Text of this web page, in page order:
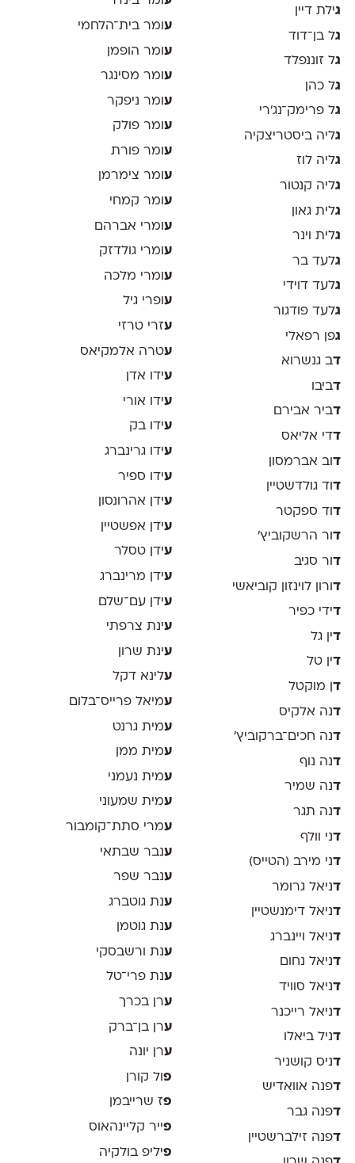
גילת דיין
גל בן־דוד
גל זוננפלד
גל כהן
גל פרימק־נג׳רי
גליה ביסטריצקיה
גליה לוז
גליה קנטור
גלית גאון
גלית וינר
גלעד בר
גלעד דוידי
גלעד פודגור
גפן רפאלי
דב גנשרוא
דביבו
דביר אבירם
דדי אליאס
דוב אברמסון
דוד גולדשטיין
דוד ספקטר
דור הרשקוביץ׳
דור סגיב
דורון לוינזון קוביאשי
דידי כפיר
דין גל
דין טל
דן מוקטל
דנה אלקיס
דנה חכים־ברקוביץ׳
דנה נוף
דנה שמיר
דנה תגר
דני וולף
דני מירב (הטייס)
דניאל גרומר
דניאל דימנשטיין
דניאל ויינברג
דניאל נחום
דניאל סוויד
דניאל רייכנר
דניל ביאלו
דניס קושניר
דפנה אוואדיש
דפנה גבר
דפנה זילברשטיין
ע ומר בית־הלחמי
עומר הופמן
ע ומר מסינגר
ע ומר ניפקר
עומר פולק
ע ומר פורת
עומר צימרמן
ע ומר קמחי
ע ומרי אברהם
עומרי גולדזק
ע ומרי מלכה
עופרי גיל
עזרי טרזי
עטרה אלמקיאס
עידו אדן
עידו אורי
עידו בק
עידו גרינברג
עידו ספיר
עידן אהרונסון
עידן אפשטיין
עידן טסלר
עידן מרינברג
עידן עם־שלם
עינת צרפתי
עינת שרון
עלינא דקל
עמיאל פרייס־בלום
עמית גרנט
עמית ממן
עמית נעמני
עמית שמעוני
עמרי סתת־קומבור
ענבר שבתאי
ענבר שפר
ענת גוטברג
ענת גוטמן
ענת ורשבסקי
ענת פרי־טל
ערן בכרך
ערן בן־ברק
ערן יונה
פ ול קורן
פז שרייבמן
פייר קליינהאוס
פיליפ בולקיה